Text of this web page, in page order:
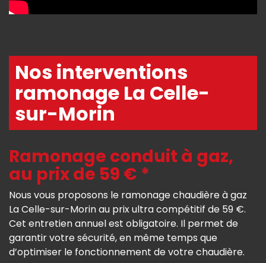
Nos interventions
ramonage La Celle-
sur-Morin
Ramonage conduit à gaz,
au prix de 59 € *
Nous vous proposons le ramonage chaudière à gaz
La Celle-sur-Morin au prix ultra compétitif de 59 €.
Cet entretien annuel est obligatoire. Il permet de
garantir votre sécurité, en même temps que
d’optimiser le fonctionnement de votre chaudière.